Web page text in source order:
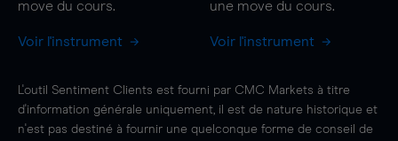
move du cours.
Voir l'instrument
une move du cours.
Voir l'instrument
L'outil Sentiment Clients est fourni par CMC Markets à titre
d'information générale uniquement, il est de nature historique et
n'est pas destiné à fournir une quelconque forme de conseil de